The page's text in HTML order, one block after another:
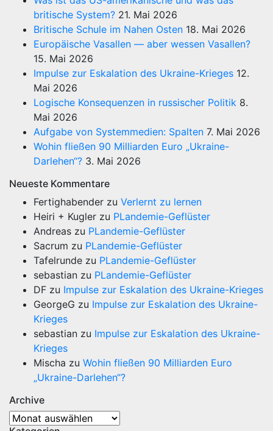
britische System? 21. Mai 2026
Britische Schule im Nahen Osten 18. Mai 2026
Europäische Vasallen — aber wessen Vasallen?
15. Mai 2026
Impulse zur Eskalation des Ukraine-Krieges 12.
Mai 2026
Logische Konsequenzen in russischer Politik 8.
Mai 2026
Aufgabe von Systemmedien: Spalten 7. Mai 2026
Wohin fließen 90 Milliarden Euro „Ukraine-
Darlehen“? 3. Mai 2026
Neueste Kommentare
Fertighabender zu Verlernt zu lernen
Heiri + Kugler zu PLandemie-Geflüster
Andreas zu PLandemie-Geflüster
Sacrum zu PLandemie-Geflüster
Tafelrunde zu PLandemie-Geflüster
sebastian zu PLandemie-Geflüster
DF zu Impulse zur Eskalation des Ukraine-Krieges
GeorgeG zu Impulse zur Eskalation des Ukraine-
Krieges
sebastian zu Impulse zur Eskalation des Ukraine-
Krieges
Mischa zu Wohin fließen 90 Milliarden Euro
„Ukraine-Darlehen“?
Archive
Archive